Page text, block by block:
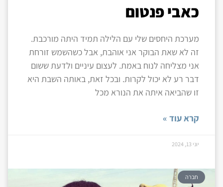
כאבי פנטום
מערכת היחסים שלי עם הלילה תמיד היתה מורכבת.
זה לא שאת הבוקר אני אוהבת, אבל כשהשמש זורחת
אני מצליחה לנוח באמת. לעצום עיניים ולדעת ששום
דבר רע לא יכול לקרות. ובכל זאת, באותה השבת היא
זו שהביאה איתה את הנורא מכל
קרא עוד »
יוני 13, 2024
חברה